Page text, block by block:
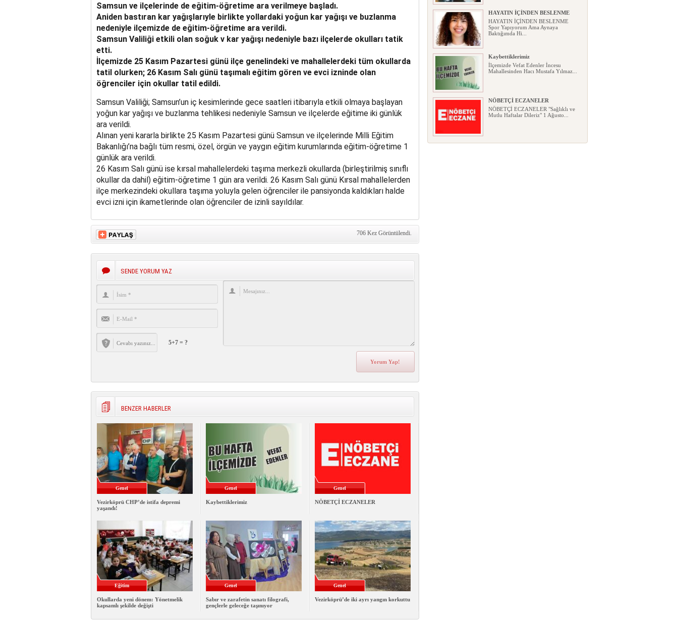
Samsun ve ilçelerinde de eğitim-öğretime ara verilmeye başladı.
Aniden bastıran kar yağışlarıyle birlikte yollardaki yoğun kar yağışı ve buzlanma
nedeniyle ilçemizde de eğitim-öğretime ara verildi.
Samsun Valiliği etkili olan soğuk v kar yağışı nedeniyle bazı ilçelerde okulları tatik
etti.
İlçemizde 25 Kasım Pazartesi günü ilçe genelindeki ve mahallelerdeki tüm okullarda
tatil olurken; 26 Kasım Salı günü taşımalı eğitim gören ve evci izninde olan
öğrenciler için okullar tatil edildi.
Samsun Valiliği; Samsun’un iç kesimlerinde gece saatleri itibarıyla etkili olmaya başlayan
yoğun kar yağışı ve buzlanma tehlikesi nedeniyle Samsun ve ilçelerde eğitime iki günlük
ara verildi.
Alınan yeni kararla birlikte 25 Kasım Pazartesi günü Samsun ve ilçelerinde Milli Eğitim
Bakanlığı’na bağlı tüm resmi, özel, örgün ve yaygın eğitim kurumlarında eğitim-öğretime 1
günlük ara verildi.
26 Kasım Salı günü ise kırsal mahallelerdeki taşıma merkezli okullarda (birleştirilmiş sınıflı
okullar da dahil) eğitim-öğretime 1 gün ara verildi. 26 Kasım Salı günü Kırsal mahallelerden
ilçe merkezindeki okullara taşıma yoluyla gelen öğrenciler ile pansiyonda kaldıkları halde
evci izni için ikametlerinde olan öğrenciler de izinli sayıldılar.
706 Kez Görüntülendi.
SENDE YORUM YAZ
5+7 = ?
BENZER HABERLER
Genel
Vezirköprü CHP’de istifa depremi
yaşandı!
Genel
Kaybettiklerimiz
Genel
NÖBETÇİ ECZANELER
Eğitim
Okullarda yeni dönem: Yönetmelik
kapsamlı şekilde değişti
Genel
Sabır ve zarafetin sanatı filografi,
gençlerle geleceğe taşınıyor
Genel
Vezirköprü’de iki ayrı yangın korkuttu
HAYATIN İÇİNDEN BESLENME
HAYATIN İÇİNDEN BESLENME
Spor Yapıyorum Ama Aynaya
Baktığımda Hi...
Kaybettiklerimiz
İlçemizde Vefat Edenler İncesu
Mahallesinden Hacı Mustafa Yılmaz...
NÖBETÇİ ECZANELER
NÖBETÇİ ECZANELER "Sağlıklı ve
Mutlu Haftalar Dileriz" 1 Ağusto...
Okullarda yeni dönem: Yönetmelik